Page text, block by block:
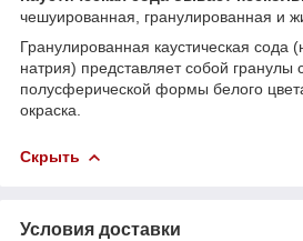
чешуированная, гранулированная и
Гранулированная каустическая сода
натрия) представляет собой гранулы
полусферической формы белого
окраска.
Скрыть
Условия доставки